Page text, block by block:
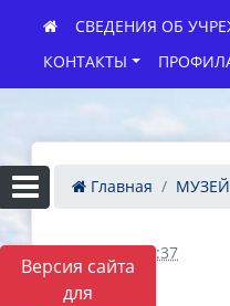
Версия сайта
для
СВЕДЕНИЯ ОБ
КОНТАКТЫ
Главная
12.05.2022 11:37